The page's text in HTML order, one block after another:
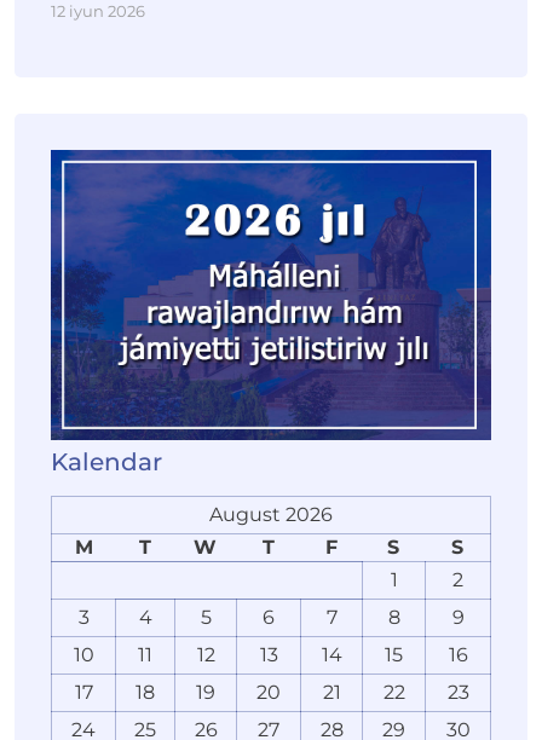
12 iyun 2026
Kalendar
August 2026
M
T W T F S
S
1
2
3
4 5 6 7 8
9
10
11 12 13 14 15
16
17
18 19 20 21 22
23
24
25 26 27 28 29
30